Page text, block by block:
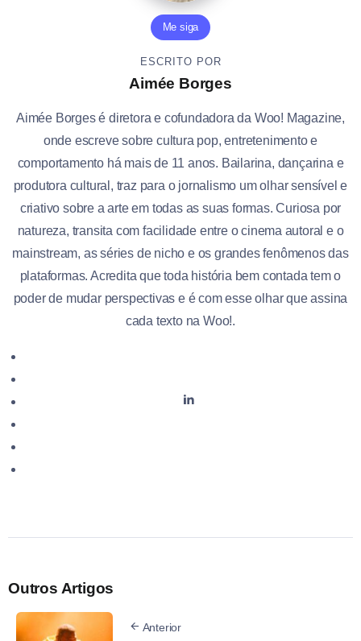
Me siga
ESCRITO POR
Aimée Borges
Aimée Borges é diretora e cofundadora da Woo! Magazine,
onde escreve sobre cultura pop, entretenimento e
comportamento há mais de 11 anos. Bailarina, dançarina e
produtora cultural, traz para o jornalismo um olhar sensível e
criativo sobre a arte em todas as suas formas. Curiosa por
natureza, transita com facilidade entre o cinema autoral e o
mainstream, as séries de nicho e os grandes fenômenos das
plataformas. Acredita que toda história bem contada tem o
poder de mudar perspectivas e é com esse olhar que assina
cada texto na Woo!.
Outros Artigos
Anterior